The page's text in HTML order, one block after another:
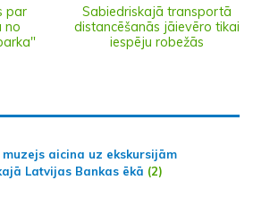
par
no
Sabiedriskajā transportā
distancēšanās jāievēro tikai
iespēju robežās
muzejs aicina uz ekskursijām
Latvijas Bankas ēkā (2)